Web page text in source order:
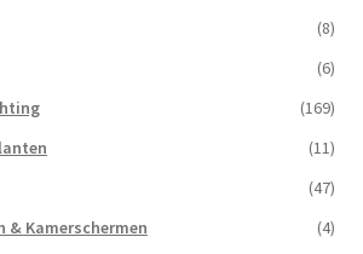
(8)
(6)
(169)
(11)
(47)
& Kamerschermen
(4)